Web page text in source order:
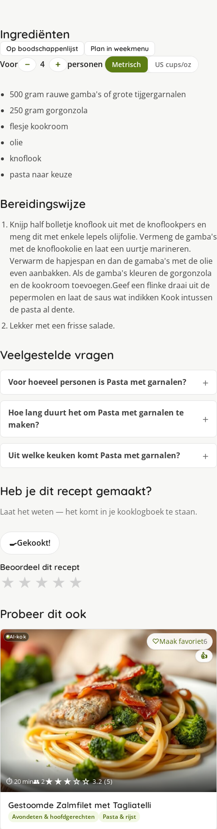
Ingrediënten
Op boodschappenlijst Plan in weekmenu
Voor − 4 + personen Metrisch US cups/oz
500 gram rauwe gamba's of grote tijgergarnalen
250 gram gorgonzola
flesje kookroom
olie
knoflook
pasta naar keuze
Bereidingswijze
Knijp half bolletje knoflook uit met de knoflookpers en
meng dit met enkele lepels olijfolie. Vermeng de gamba's
met de knoflookolie en laat een uurtje marineren.
Verwarm de hapjespan en dan de gamaba's met de olie
even aanbakken. Als de gamba's kleuren de gorgonzola
en de kookroom toevoegen.Geef een flinke draai uit de
pepermolen en laat de saus wat indikken Kook intussen
de pasta al dente.
Lekker met een frisse salade.
Veelgestelde vragen
Voor hoeveel personen is Pasta met garnalen?
Hoe lang duurt het om Pasta met garnalen te
maken?
Uit welke keuken komt Pasta met garnalen?
Heb je dit recept gemaakt?
Laat het weten — het komt in je kooklogboek te staan.
🍳Gekookt!
Beoordeel dit recept
★ ★ ★ ★ ★
Probeer dit ook
AI-kok
⏱ 20 min👥 2★★★☆☆ 3.2 (5)
Maak favoriet6
👍
Gestoomde Zalmfilet met Tagliatelli
Avondeten & hoofdgerechten Pasta & rijst